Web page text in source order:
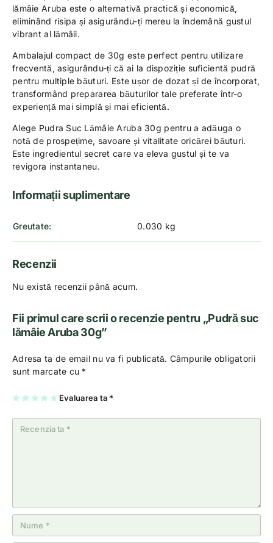
lămâie Aruba este o alternativă practică și economică,
eliminând risipa și asigurându-ți mereu la îndemână gustul
vibrant al lămâii.
Ambalajul compact de 30g este perfect pentru utilizare
frecventă, asigurându-ți că ai la dispoziție suficientă pudră
pentru multiple băuturi. Este ușor de dozat și de încorporat,
transformând prepararea băuturilor tale preferate într-o
experiență mai simplă și mai eficientă.
Alege Pudra Suc Lămâie Aruba 30g pentru a adăuga o
notă de prospețime, savoare și vitalitate oricărei băuturi.
Este ingredientul secret care va eleva gustul și te va
revigora instantaneu.
Informații suplimentare
Greutate 0.030 kg
Recenzii
Nu există recenzii până acum.
Fii primul care scrii o recenzie pentru „Pudră suc
lămâie Aruba 30g”
Adresa ta de email nu va fi publicată. Câmpurile obligatorii
sunt marcate cu *
Evaluarea ta *
U
n
2
5
st
el
3
5
st
el
4
5
st
el
5
5
st
el